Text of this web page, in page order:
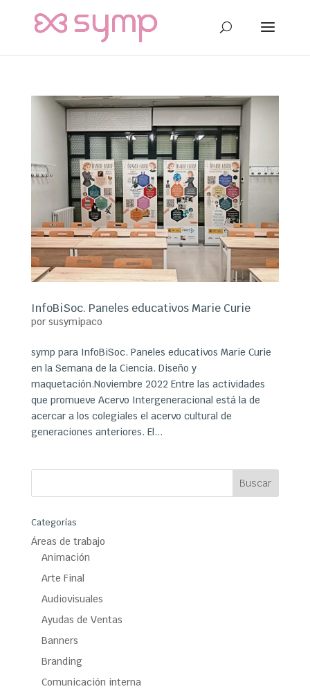
InfoBiSoc. Paneles educativos Marie Curie
por susymipaco
symp para InfoBiSoc. Paneles educativos Marie Curie
en la Semana de la Ciencia. Diseño y
maquetación.Noviembre 2022 Entre las actividades
que promueve Acervo Intergeneracional está la de
acercar a los colegiales el acervo cultural de
generaciones anteriores. El...
Categorías
Áreas de trabajo
Animación
Arte Final
Audiovisuales
Ayudas de Ventas
Banners
Branding
Comunicación interna